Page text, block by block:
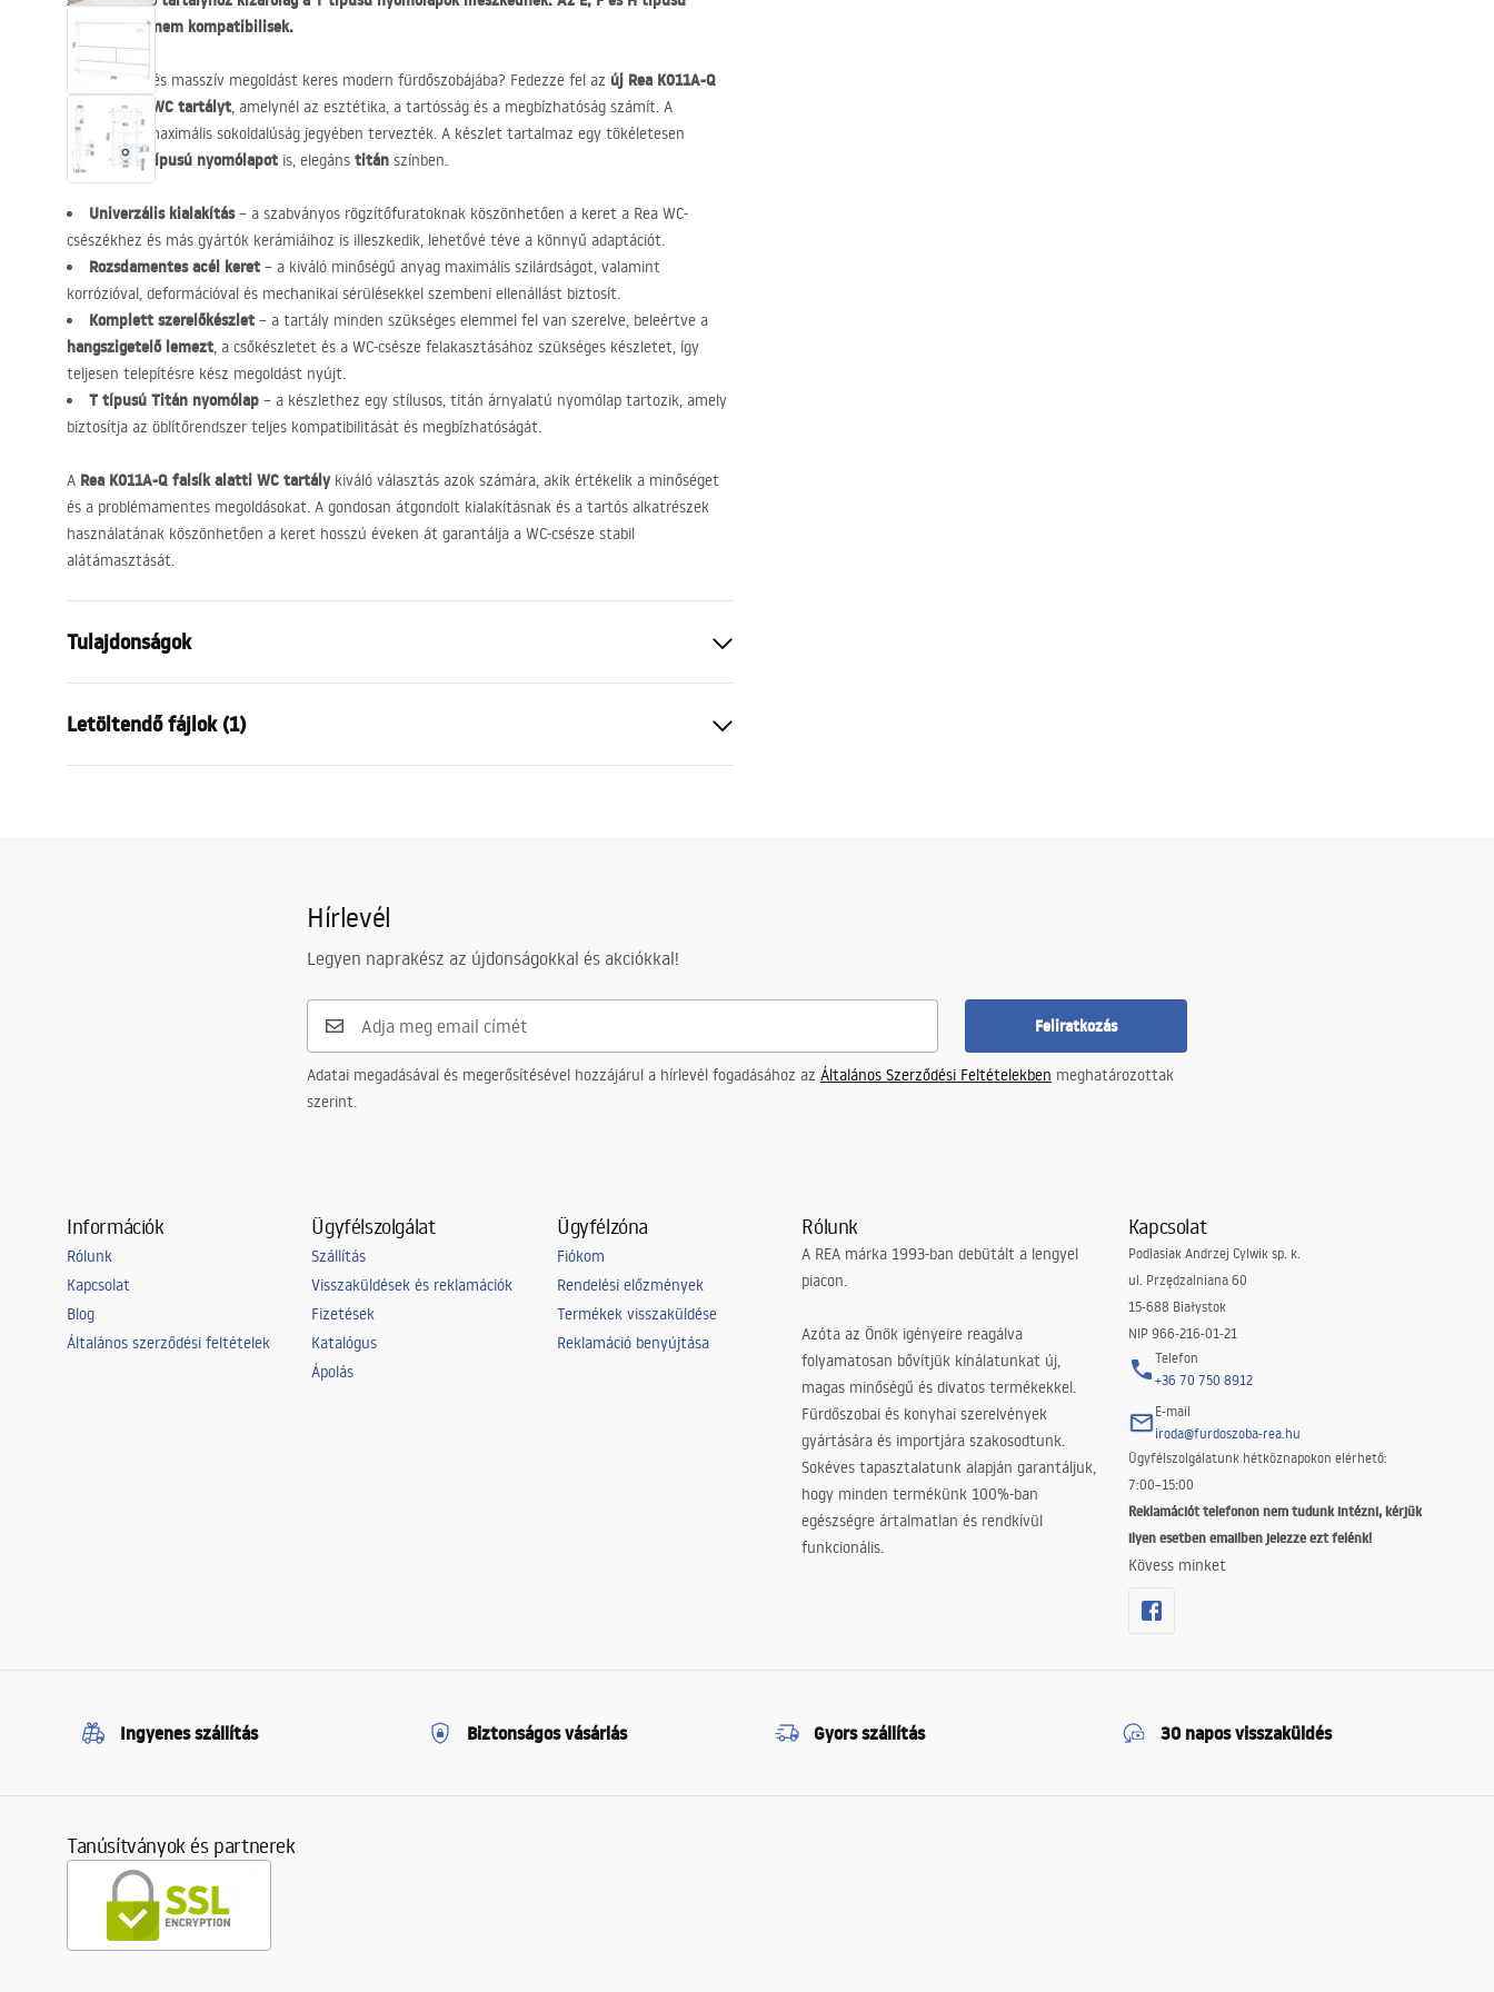
nyomólapok nem kompatibilisek.
Funkcionális és masszív megoldást keres modern fürdőszobájába? Fedezze fel az új Rea K011A-Q
falsík alatti WC tartályt, amelynél az esztétika, a tartósság és a megbízhatóság számít. A
terméket a maximális sokoldalúság jegyében tervezték. A készlet tartalmaz egy tökéletesen
illeszkedő T típusú nyomólapot is, elegáns titán színben.
Univerzális kialakítás– a szabványos rögzítőfuratoknak köszönhetően a keret a Rea WC-
csészékhez és más gyártók kerámiáihoz is illeszkedik, lehetővé téve a könnyű adaptációt.
Rozsdamentes acél keret – a kiváló minőségű anyag maximális szilárdságot, valamint
korrózióval, deformációval és mechanikai sérülésekkel szembeni ellenállást biztosít.
Komplett szerelőkészlet – a tartály minden szükséges elemmel fel van szerelve, beleértve a
hangszigetelő lemezt, a csőkészletet és a WC-csésze felakasztásához szükséges készletet, így
teljesen telepítésre kész megoldást nyújt.
T típusú Titán nyomólap – a készlethez egy stílusos, titán árnyalatú nyomólap tartozik, amely
biztosítja az öblítőrendszer teljes kompatibilitását és megbízhatóságát.
A Rea K011A-Q falsík alatti WC tartálykiváló választás azok számára, akik értékelik a minőséget
és a problémamentes megoldásokat. A gondosan átgondolt kialakításnak és a tartós alkatrészek
használatának köszönhetően a keret hosszú éveken át garantálja a WC-csésze stabil
alátámasztását.
Tulajdonságok
Modell
Kompatibilis öblítőgombok
Típus T
120 hónap az acélszerkezetre, 24 hónap az
Letöltendő fájlok (1)
Hírlevél
Legyen naprakész az újdonságokkal és akciókkal!
Feliratkozás
Adatai megadásával és megerősítésével hozzájárul a hírlevél fogadásához az Általános Szerződési Feltételekben meghatározottak
szerint.
Információk
Rólunk
Kapcsolat
Blog
Általános szerződési feltételek
Ügyfélszolgálat
Szállítás
Visszaküldések és reklamációk
Fizetések
Katalógus
Ápolás
Ügyfélzóna
Fiókom
Rendelési előzmények
Termékek visszaküldése
Reklamáció benyújtása
Rólunk
A REA márka 1993-ban debütált a lengyel
piacon.
Azóta az Önök igényeire reagálva
folyamatosan bővítjük kínálatunkat új,
magas minőségű és divatos termékekkel.
Fürdőszobai és konyhai szerelvények
gyártására és importjára szakosodtunk.
Sokéves tapasztalatunk alapján garantáljuk,
hogy minden termékünk 100%-ban
egészségre ártalmatlan és rendkívül
funkcionális.
Kapcsolat
Podlasiak Andrzej Cylwik sp. k.
ul. Przędzalniana 60
15-688 Białystok
NIP 966-216-01-21
Telefon
+36 70 750 8912
E-mail
iroda@furdoszoba-rea.hu
Ügyfélszolgálatunk hétköznapokon elérhető:
7:00–15:00
Reklamációt telefonon nem tudunk intézni, kérjük
ilyen esetben emailben jelezze ezt felénk!
Kövess minket
Ingyenes szállítás Biztonságos vásárlás Gyors szállítás 30 napos visszaküldés
Tanúsítványok és partnerek